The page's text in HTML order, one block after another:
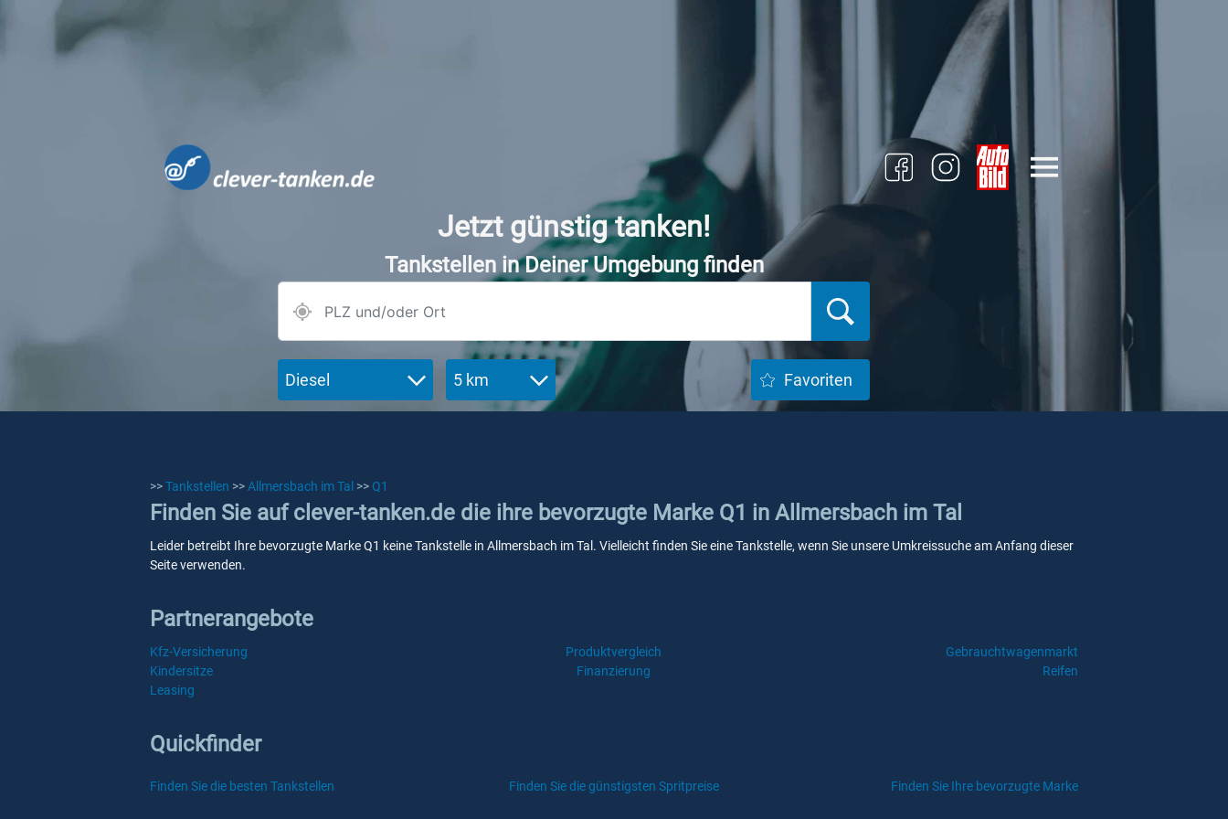
Jetzt günstig tanken!
Tankstellen in Deiner Umgebung finden
Diesel 5 km Favoriten
>>Tankstellen >>Allmersbach im Tal >> Q1
Finden Sie auf clever-tanken.de die ihre bevorzugte Marke Q1 in Allmersbach im Tal
Leider betreibt Ihre bevorzugte Marke Q1 keine Tankstelle in Allmersbach im Tal. Vielleicht finden Sie eine Tankstelle, wenn Sie unsere Umkreissuche am Anfang dieser
Seite verwenden.
Partnerangebote
Kfz-Versicherung Produktvergleich
Gebrauchtwagenmarkt
Kindersitze
Finanzierung
Reifen
Leasing
Quickfinder
Finden Sie die besten Tankstellen Finden Sie die günstigsten Spritpreise Finden Sie Ihre bevorzugte Marke